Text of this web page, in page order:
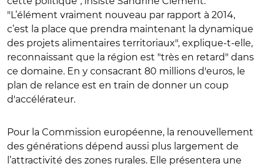
"L’élément vraiment nouveau par rapport à 2014,
c’est la place que prendra maintenant la dynamique
des projets alimentaires territoriaux", explique-t-elle,
reconnaissant que la région est "très en retard" dans
ce domaine. En y consacrant 80 millions d'euros, le
plan de relance est en train de donner un coup
d'accélérateur.
Pour la Commission européenne, la renouvellement
des générations dépend aussi plus largement de
l’attractivité des zones rurales. Elle présentera une